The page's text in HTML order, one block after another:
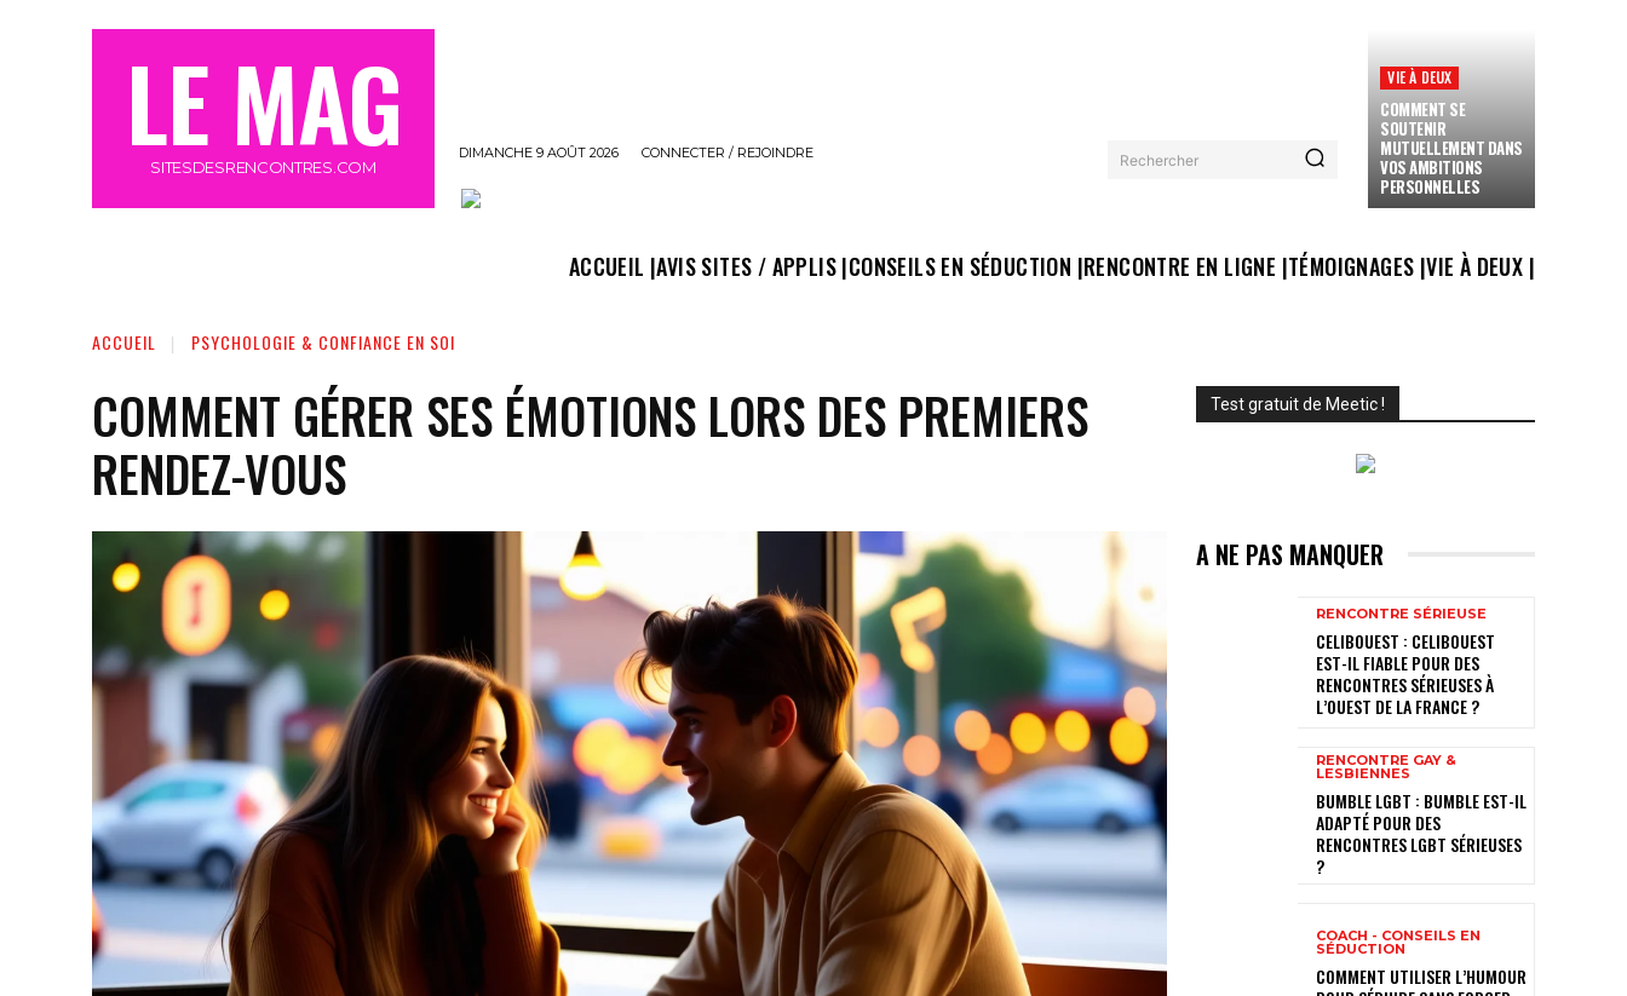
LE MAG
SITESDESRENCONTRES.COM
DIMANCHE 9 AOÛT 2026 CONNECTER / REJOINDRE Rechercher
VIE À DEUX
COMMENT SE
SOUTENIR
MUTUELLEMENT DANS
VOS AMBITIONS
PERSONNELLES
ACCUEIL |AVIS SITES / APPLIS |CONSEILS EN SÉDUCTION |RENCONTRE EN LIGNE |TÉMOIGNAGES |VIE À DEUX |
ACCUEIL PSYCHOLOGIE & CONFIANCE EN SOI
COMMENT GÉRER SES ÉMOTIONS LORS DES PREMIERS
RENDEZ-VOUS
Test gratuit de Meetic !
A NE PAS MANQUER
RENCONTRE SÉRIEUSE
CELIBOUEST : CELIBOUEST
EST-IL FIABLE POUR DES
RENCONTRES SÉRIEUSES À
L’OUEST DE LA FRANCE ?
RENCONTRE GAY &
LESBIENNES
BUMBLE LGBT : BUMBLE EST-IL
ADAPTÉ POUR DES
RENCONTRES LGBT SÉRIEUSES
?
COACH - CONSEILS EN
SÉDUCTION
COMMENT UTILISER L’HUMOUR